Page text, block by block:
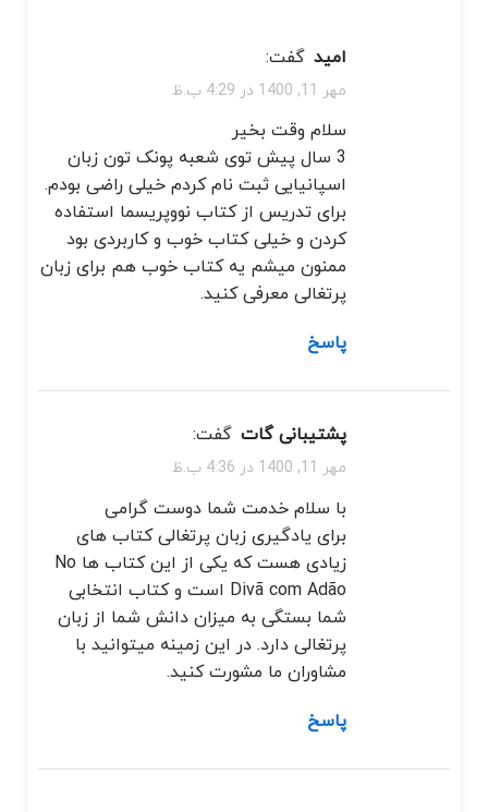
امید گفت:
مهر 11, 1400 در 4:29 ب.ظ
سلام وقت بخیر
3 سال پیش توی شعبه پونک تون زبان
اسپانیایی ثبت نام کردم خیلی راضی بودم.
برای تدریس از کتاب نووپریسما استفاده
کردن و خیلی کتاب خوب و کاربردی بود
ممنون میشم یه کتاب خوب هم برای زبان
پرتغالی معرفی کنید.
پاسخ
پشتیبانی گات گفت:
مهر 11, 1400 در 4:36 ب.ظ
با سلام خدمت شما دوست گرامی
برای یادگیری زبان پرتغالی کتاب های
زیادی هست که یکی از این کتاب ها No
Divã com Adão است و کتاب انتخابی
شما بستگی به میزان دانش شما از زبان
پرتغالی دارد. در این زمینه میتوانید با
مشاوران ما مشورت کنید.
پاسخ